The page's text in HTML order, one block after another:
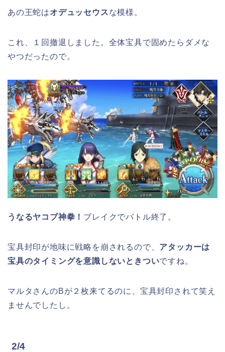
あの王蛇はオデュッセウスな模様。
これ、１回撤退しました。全体宝具で固めたらダメな
やつだったので。
うなるヤコブ神拳！ ブレイクでバトル終了。
宝具封印が地味に戦略を崩されるので、 アタッカーは
宝具のタイミングを意識しないときついですね。
マルタさんのBが２枚来てるのに、宝具封印されて笑え
ませんでしたし。
2/4